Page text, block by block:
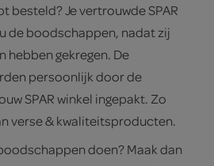
besteld? Je vertrouwde SPAR
de boodschappen, nadat zij
hebben gekregen. De
persoonlijk door de
SPAR winkel ingepakt. Zo
verse & kwaliteitsproducten.
doen? Maak dan